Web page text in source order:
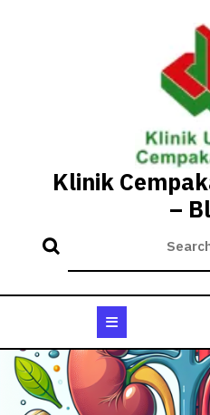
Klinik
–
Button